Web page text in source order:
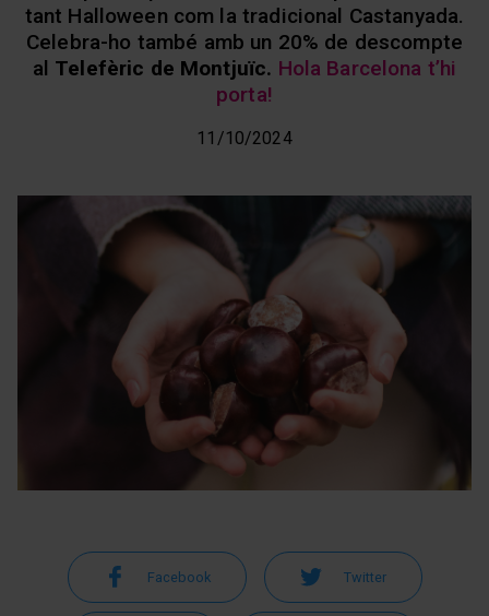
tant Halloween com la tradicional Castanyada.
Celebra-ho també amb un 20% de descompte
al Telefèric de Montjuïc. Hola Barcelona t’hi
porta!
11/10/2024
Facebook Twitter